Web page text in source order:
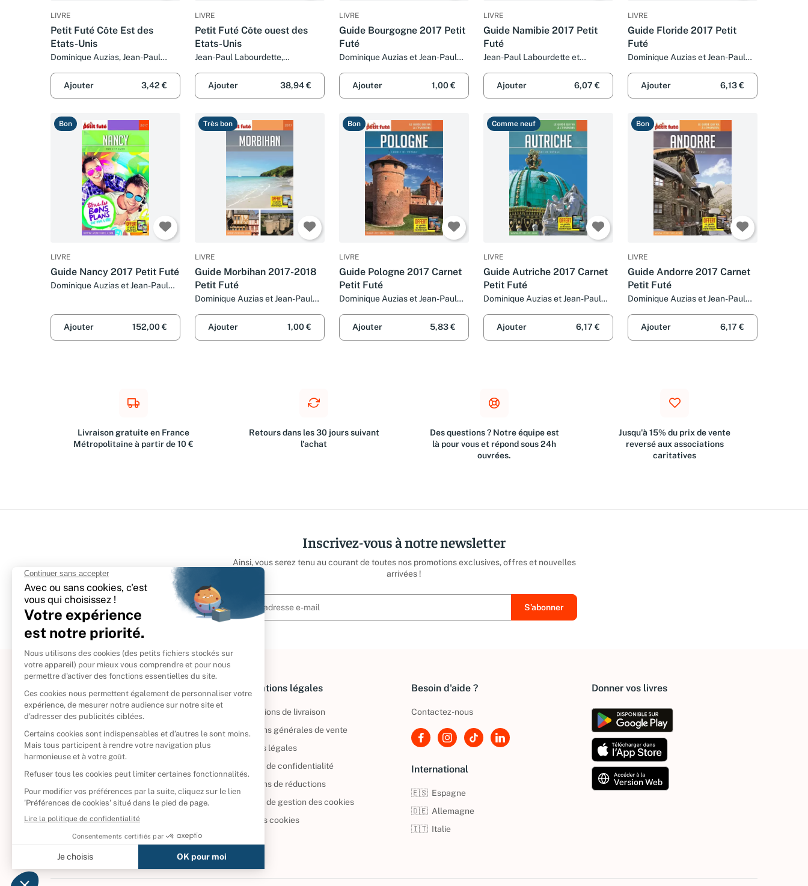
LIVRE
Petit Futé Côte Est des
Etats-Unis
Dominique Auzias, Jean-Paul
Ajouter
3,42 €
LIVRE
Petit Futé Côte ouest des
Etats-Unis
Jean-Paul Labourdette,
Ajouter
38,94 €
LIVRE
Guide Bourgogne 2017 Petit
Futé
Dominique Auzias et Jean-Paul
Ajouter
1,00 €
LIVRE
Guide Namibie 2017 Petit
Futé
Jean-Paul Labourdette et
Ajouter
6,07 €
LIVRE
Guide Floride 2017 Petit
Futé
Dominique Auzias et Jean-Paul
Ajouter
6,13 €
Bon
LIVRE
Guide Nancy 2017 Petit Futé
Dominique Auzias et Jean-Paul
Ajouter 152,00 €
Très bon
LIVRE
Guide Morbihan 2017-2018
Petit Futé
Dominique Auzias et Jean-Paul
Ajouter
1,00 €
Bon
LIVRE
Guide Pologne 2017 Carnet
Petit Futé
Dominique Auzias et Jean-Paul
Ajouter
5,83 €
Comme neuf
LIVRE
Guide Autriche 2017 Carnet
Petit Futé
Dominique Auzias et Jean-Paul
Ajouter
6,17 €
Bon
LIVRE
Guide Andorre 2017 Carnet
Petit Futé
Dominique Auzias et Jean-Paul
Ajouter
6,17 €
Livraison gratuite en France
Métropolitaine à partir de 10 €
Retours dans les 30 jours suivant
l'achat
Des questions ? Notre équipe est
là pour vous et répond sous 24h
ouvrées.
Jusqu'à 15% du prix de vente
reversé aux associations
caritatives
Inscrivez-vous à notre newsletter
Ainsi, vous serez tenu au courant de toutes nos promotions exclusives, offres et nouvelles
arrivées !
À propos
Politique de retour
Reprendre vos livres
Qui sommes-nous ?
CD d'occasion
DVD d'occasion
Livres d’occasion
Informations légales
Informations de livraison
Conditions générales de vente
Mentions légales
Politique de confidentialité
Conditions de réductions
Politique de gestion des cookies
Gérer vos cookies
Besoin d'aide ?
Contactez-nous
International
🇪🇸 Espagne
🇩🇪 Allemagne
🇮🇹 Italie
Donner vos livres